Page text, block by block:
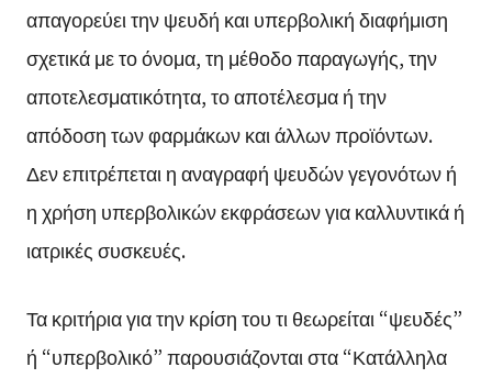
απαγορεύει την ψευδή και υπερβολική διαφήμιση
σχετικά με το όνομα, τη μέθοδο παραγωγής, την
αποτελεσματικότητα, το αποτέλεσμα ή την
απόδοση των φαρμάκων και άλλων προϊόντων.
Δεν επιτρέπεται η αναγραφή ψευδών γεγονότων ή
η χρήση υπερβολικών εκφράσεων για καλλυντικά ή
ιατρικές συσκευές.
Τα κριτήρια για την κρίση του τι θεωρείται “ψευδές”
ή “υπερβολικό” παρουσιάζονται στα “Κατάλληλα